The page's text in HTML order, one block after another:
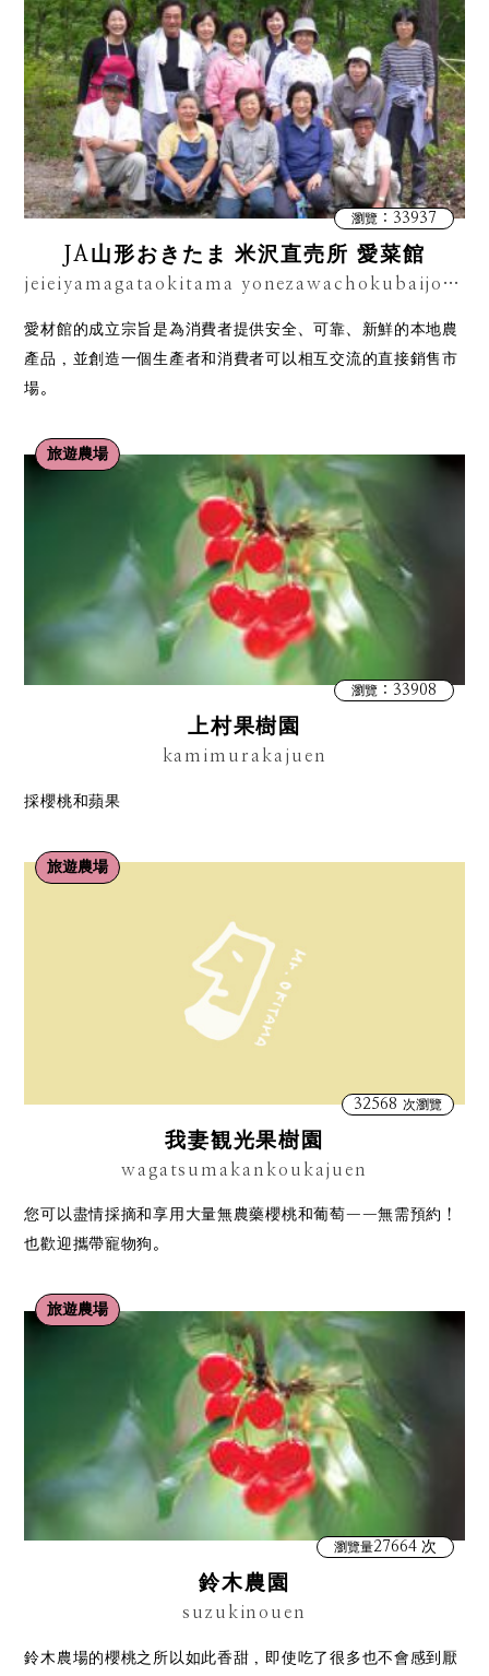
瀏覽：33937
JA山形おきたま 米沢直売所 愛菜館
jeieiyamagataokitama yonezawachokubaijo aisaikan
愛材館的成立宗旨是為消費者提供安全、可靠、新鮮的本地農
產品，並創造一個生產者和消費者可以相互交流的直接銷售市
場。
旅遊農場
瀏覽：33908
上村果樹園
kamimurakajuen
採櫻桃和蘋果
旅遊農場
32568 次瀏覽
我妻観光果樹園
wagatsumakankoukajuen
您可以盡情採摘和享用大量無農藥櫻桃和葡萄——無需預約！
也歡迎攜帶寵物狗。
旅遊農場
瀏覽量27664 次
鈴木農園
suzukinouen
鈴木農場的櫻桃之所以如此香甜，即使吃了很多也不會感到厭